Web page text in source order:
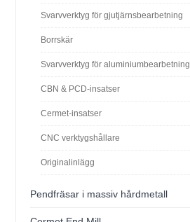
Svarvverktyg för gjutjärnsbearbetning
Borrskär
Svarvverktyg för aluminiumbearbetning
CBN & PCD-insatser
Cermet-insatser
CNC verktygshållare
Originalinlägg
Pendfräsar i massiv hårdmetall